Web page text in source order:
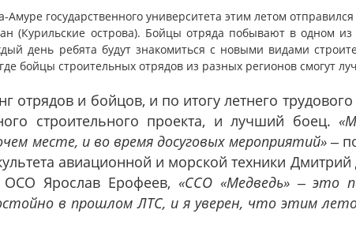
государственного университета этим летом
(Курильские острова). Бойцы отряда побывают в одном
день ребята будут знакомиться с новыми видами
бойцы строительных отрядов из разных регионов смогут
и бойцов, и по итогу летнего трудового
строительного проекта, и лучший боец.
месте, и во время досуговых мероприятий»‒
авиационной и морской техники
Ярослав Ерофеев, «ССО «Медведь» ‒ это
в прошлом ЛТС, и я уверен, что этим